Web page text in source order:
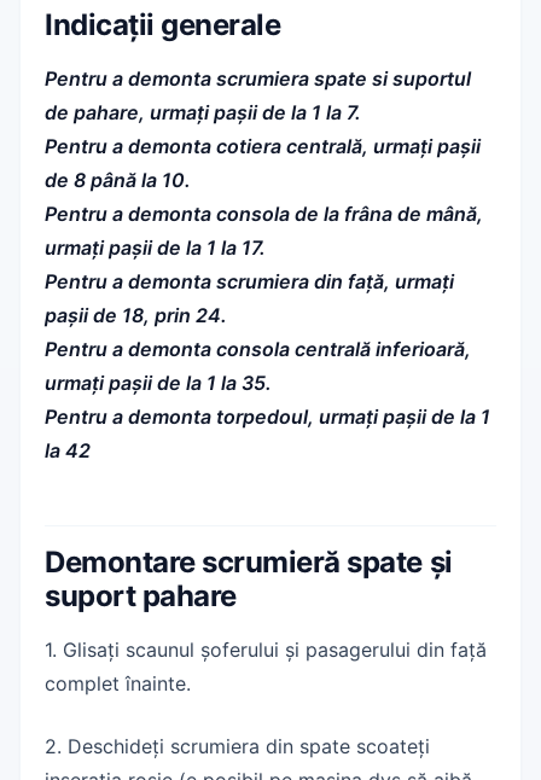
Indicații generale
Pentru a demonta scrumiera spate si suportul
de pahare, urmați pașii de la 1 la 7.
Pentru a demonta cotiera centrală, urmați pașii
de 8 până la 10.
Pentru a demonta consola de la frâna de mână,
urmați pașii de la 1 la 17.
Pentru a demonta scrumiera din față, urmați
pașii de 18, prin 24.
Pentru a demonta consola centrală inferioară,
urmați pașii de la 1 la 35.
Pentru a demonta torpedoul, urmați pașii de la 1
la 42
Demontare scrumieră spate și
suport pahare
1. Glisați scaunul șoferului și pasagerului din față
complet înainte.
2. Deschideți scrumiera din spate scoateți